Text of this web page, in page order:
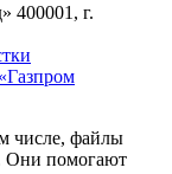
400001, г.
«Газпром
числе, файлы
Они помогают